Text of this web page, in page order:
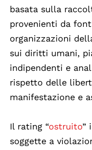
basata sulla
provenienti da
organizzazioni
sui diritti umani,
indipendenti e
rispetto delle
manifestazione e
Il rating “ostruito”
soggette a